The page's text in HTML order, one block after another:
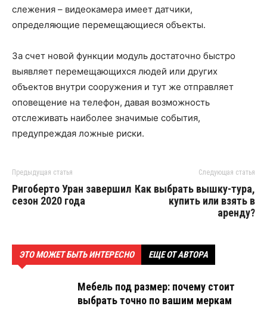
слежения – видеокамера имеет датчики,
определяющие перемещающиеся объекты.
За счет новой функции модуль достаточно быстро
выявляет перемещающихся людей или других
объектов внутри сооружения и тут же отправляет
оповещение на телефон, давая возможность
отслеживать наиболее значимые события,
предупреждая ложные риски.
Предыдущая статья
Ригоберто Уран завершил
сезон 2020 года
Следующая статья
Как выбрать вышку-тура,
купить или взять в
аренду?
ЭТО МОЖЕТ БЫТЬ ИНТЕРЕСНО ЕЩЕ ОТ АВТОРА
Мебель под размер: почему стоит
выбрать точно по вашим меркам